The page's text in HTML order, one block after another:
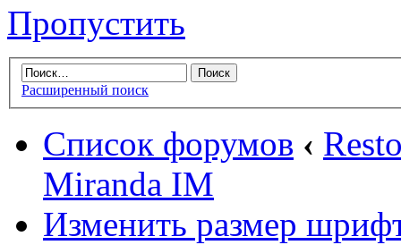
Пропустить
Расширенный поиск
Список форумов ‹
Miranda IM
Изменить размер